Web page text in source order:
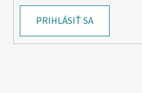
PRIHLÁSIŤ SA